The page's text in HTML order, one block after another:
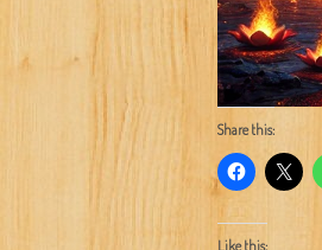
Share this:
Like this: